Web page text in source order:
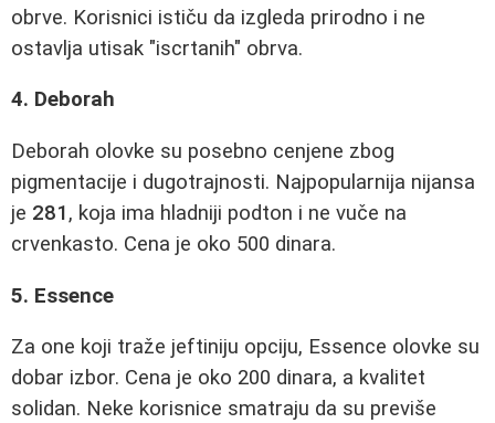
obrve. Korisnici ističu da izgleda prirodno i ne
ostavlja utisak "iscrtanih" obrva.
4. Deborah
Deborah olovke su posebno cenjene zbog
pigmentacije i dugotrajnosti. Najpopularnija nijansa
je 281, koja ima hladniji podton i ne vuče na
crvenkasto. Cena je oko 500 dinara.
5. Essence
Za one koji traže jeftiniju opciju, Essence olovke su
dobar izbor. Cena je oko 200 dinara, a kvalitet
solidan. Neke korisnice smatraju da su previše